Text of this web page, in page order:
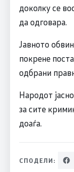
доколку се
да одговара.
Јавното
покрене
одбрани
Народот
за сите
доаѓа.
СПОДЕЛИ: